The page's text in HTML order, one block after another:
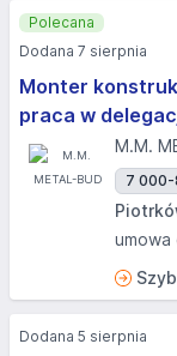
Monter
praca w
M.M.
7 000-
umowa
Polecana
Dodana 7 sierpnia
Dodana 5 sierpnia